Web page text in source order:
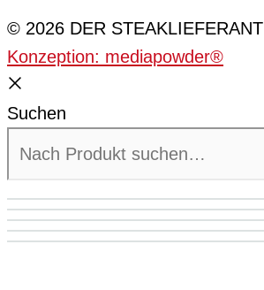
© 2026 DER STEAKLIEFERANT
Konzeption: mediapowder®
Suchen